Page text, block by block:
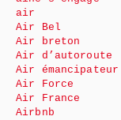
air
Air Bel
Air breton
Air d’autoroute
Air émancipateur
Air Force
Air France
Airbnb